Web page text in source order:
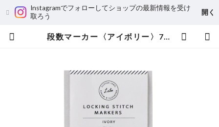
Instagramでフォローしてショップの最新情報を受け
取ろう
開く
段数マーカー〈アイボリー〉70-424 | CLOVER LABO